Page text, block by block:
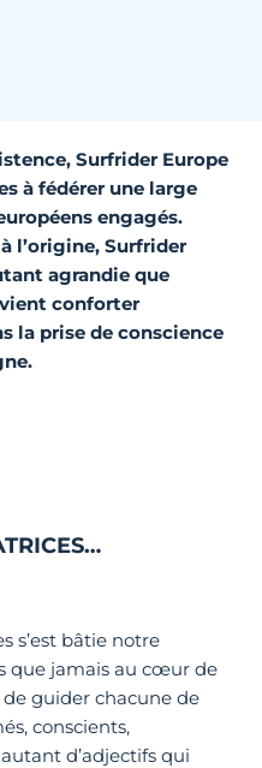
Surfrider Europe
à fédérer une large
engagés.
l’origine, Surfrider
agrandie que
conforter
la prise de conscience
s’est bâtie notre
que jamais au cœur de
guider chacune de
conscients,
d’adjectifs qui